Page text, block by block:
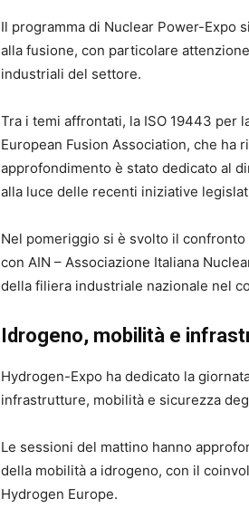
Il programma di Nuclear Power-Expo
alla fusione, con particolare
industriali del settore.
Tra i temi affrontati, la ISO 19443 per
European Fusion Association, che
approfondimento è stato dedicato al
alla luce delle recenti iniziative
Nel pomeriggio si è svolto il
con AIN – Associazione Italiana
della filiera industriale nazionale nel
Idrogeno, mobilità e
Hydrogen-Expo ha dedicato la
infrastrutture, mobilità e sicurezza
Le sessioni del mattino hanno
della mobilità a idrogeno, con il
Hydrogen Europe.